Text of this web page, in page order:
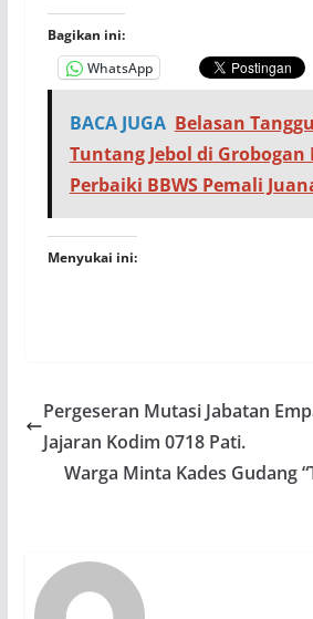
Bagikan ini:
WhatsApp
BACA JUGA Belasan
Tuntang Jebol di
Perbaiki BBWS Pemali
Menyukai ini:
Pergeseran Mutasi Jabatan
Jajaran Kodim 0718 Pati.
Warga Minta Kades Gudang